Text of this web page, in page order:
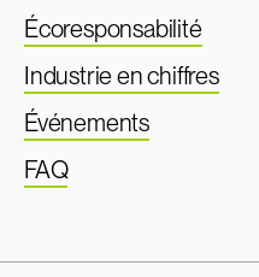
Écoresponsabilité
Industrie en chiffres
Événements
FAQ